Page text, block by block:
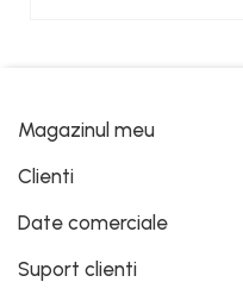
Magazinul meu
Clienti
Date comerciale
Suport clienti